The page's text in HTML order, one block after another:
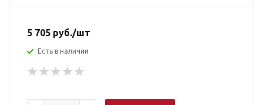
5 705 руб./шт
Есть в наличии